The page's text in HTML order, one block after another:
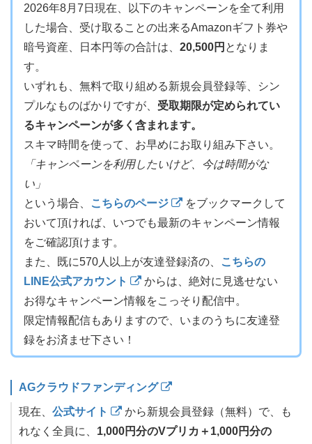
2026年8月7日現在、以下のキャンペーンを全て利用
した場合、受け取ることの出来るAmazonギフト券や
暗号資産、日本円等の合計は、 20,500円 となりま
す。
いずれも、無料で取り組める新規会員登録等、シン
プルなものばかりですが、 受取期限が定められてい
るキャンペーンが多く含まれます。
スキマ時間を使って、お早めにお取り組み下さい。
「キャンペーンを利用したいけど、今は時間がな
い」
という場合、
こちらのページ
をブックマークして
おいて頂ければ、いつでも最新のキャンペーン情報
をご確認頂けます。
また、既に570人以上が友達登録済の、
こちらの
LINE公式アカウント
からは、絶対に見逃せない
お得なキャンペーン情報をこっそり配信中。
限定情報配信もありますので、いまのうちに友達登
録をお済ませ下さい！
AGクラウドファンディング
現在、 公式サイト
から新規会員登録（無料）で、も
れなく全員に、 1,000円分のVプリカ＋1,000円分の